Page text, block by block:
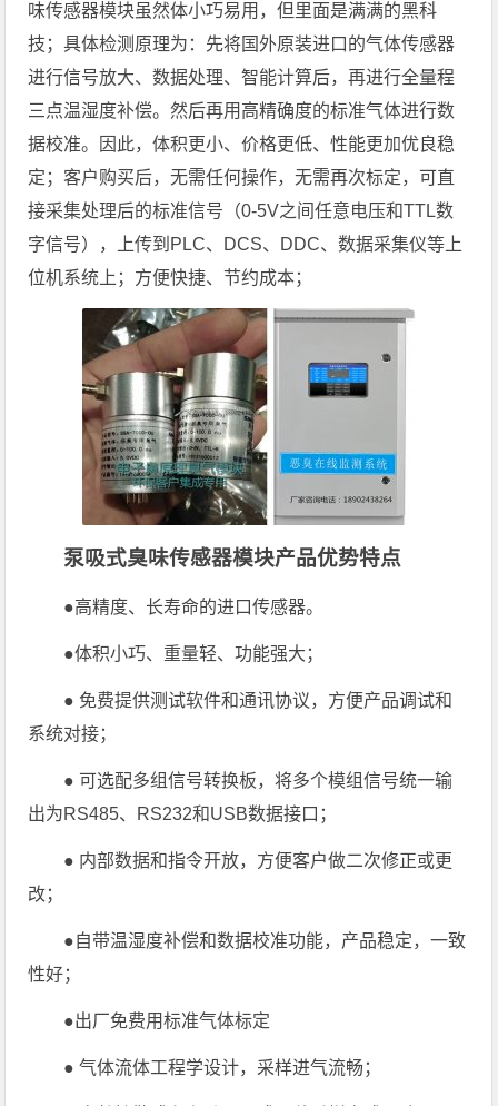
味传感器模块虽然体小巧易用，但里面是满满的黑科
技；具体检测原理为：先将国外原装进口的气体传感器
进行信号放大、数据处理、智能计算后，再进行全量程
三点温湿度补偿。然后再用高精确度的标准气体进行数
据校准。因此，体积更小、价格更低、性能更加优良稳
定；客户购买后，无需任何操作，无需再次标定，可直
接采集处理后的标准信号（0-5V之间任意电压和TTL数
字信号），上传到PLC、DCS、DDC、数据采集仪等上
位机系统上；方便快捷、节约成本；
泵吸式臭味传感器模块产品优势特点
●高精度、长寿命的进口传感器。
●体积小巧、重量轻、功能强大；
● 免费提供测试软件和通讯协议，方便产品调试和
系统对接；
● 可选配多组信号转换板，将多个模组信号统一输
出为RS485、RS232和USB数据接口；
● 内部数据和指令开放，方便客户做二次修正或更
改；
●自带温湿度补偿和数据校准功能，产品稳定，一致
性好；
●出厂免费用标准气体标定
● 气体流体工程学设计，采样进气流畅；